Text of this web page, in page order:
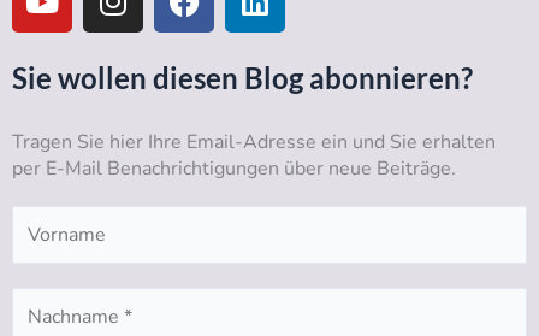
u
t
u
e
s
t
a
r
a
m
c
e
b
o
o
k
n
k
e
d
i
n
Sie wollen diesen Blog abonnieren?
Tragen Sie hier Ihre Email-Adresse ein und Sie erhalten
per E-Mail Benachrichtigungen über neue Beiträge.